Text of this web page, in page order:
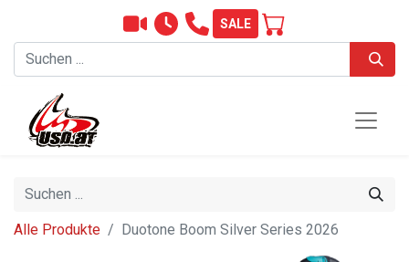
SALE
Alle Produkte Duotone Boom Silver Series 2026